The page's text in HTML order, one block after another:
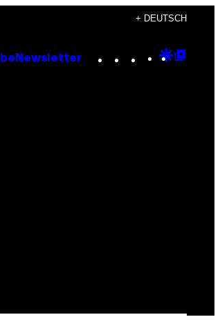
+ DEUTSCH
Newsletter Instagram
TikTok
YouTube
Google